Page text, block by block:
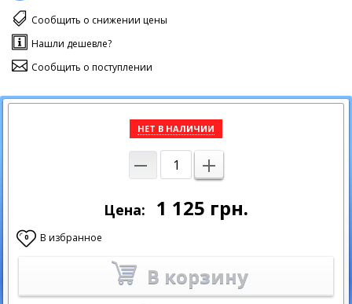
Сообщить о снижении цены
Нашли дешевле?
Сообщить о поступлении
НЕТ В НАЛИЧИИ
Цена: 1 125 грн.
0 В избранное
В корзину